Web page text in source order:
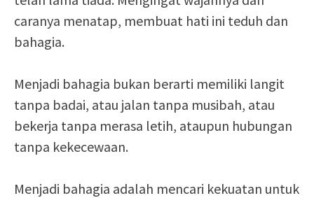
caranya menatap, membuat hati ini teduh dan
bahagia.
Menjadi bahagia bukan berarti memiliki langit
tanpa badai, atau jalan tanpa musibah, atau
bekerja tanpa merasa letih, ataupun hubungan
tanpa kekecewaan.
Menjadi bahagia adalah mencari kekuatan untuk